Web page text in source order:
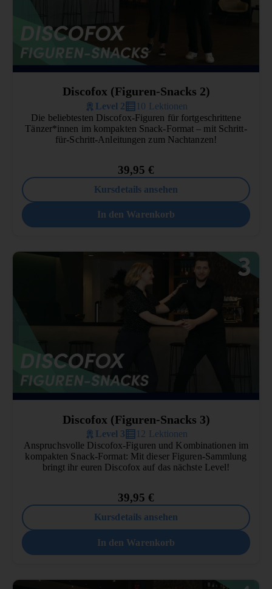
Discofox (Figuren-Snacks 2)
Level 2
10 Lektionen
Die beliebtesten Discofox-Figuren für fortgeschrittene
Tänzer*innen im kompakten Snack-Format – mit Schritt-
für-Schritt-Anleitungen zum Nachtanzen!
39,95€
Kursdetails ansehen
In den Warenkorb
Discofox (Figuren-Snacks 3)
Level 3
12 Lektionen
Anspruchsvolle Discofox-Figuren und Kombinationen im
kompakten Snack-Format: Mit dieser Figuren-Sammlung
bringt ihr euren Discofox auf das nächste Level!
39,95€
Kursdetails ansehen
In den Warenkorb